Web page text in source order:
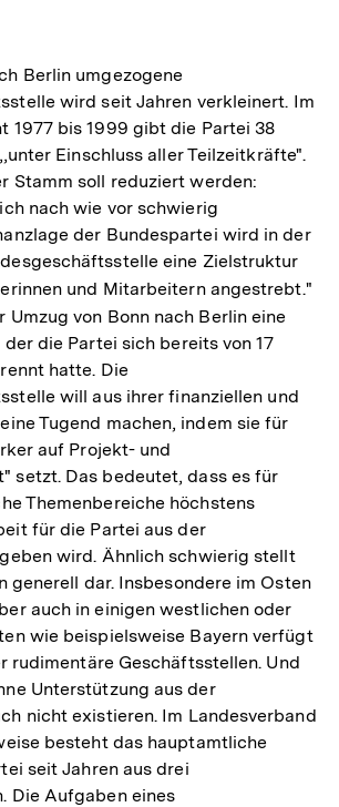
Berlin umgezogene
wird seit Jahren verkleinert. Im
1977 bis 1999 gibt die Partei 38
Einschluss aller Teilzeitkräfte".
Stamm soll reduziert werden:
nach wie vor schwierig
der Bundespartei wird in der
eine Zielstruktur
und Mitarbeitern angestrebt."
Umzug von Bonn nach Berlin eine
die Partei sich bereits von 17
hatte. Die
will aus ihrer finanziellen und
Tugend machen, indem sie für
auf Projekt- und
setzt. Das bedeutet, dass es für
Themenbereiche höchstens
für die Partei aus der
wird. Ähnlich schwierig stellt
generell dar. Insbesondere im Osten
auch in einigen westlichen oder
wie beispielsweise Bayern verfügt
rudimentäre Geschäftsstellen. Und
Unterstützung aus der
nicht existieren. Im Landesverband
besteht das hauptamtliche
seit Jahren aus drei
Die Aufgaben eines